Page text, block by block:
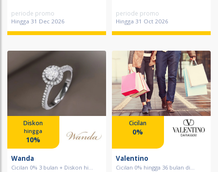
periode promo
Hingga 31 Dec 2026
periode promo
Hingga 31 Oct 2026
Diskon
hingga
10%
Wanda
Cicilan 0% 3 bulan + Diskon hi...
Cicilan
0%
Valentino
Cicilan 0% hingga 36 bulan di...